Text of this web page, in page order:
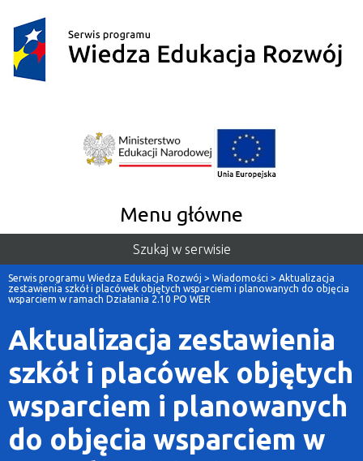
Menu główne
Szukaj w serwisie
Serwis programu Wiedza Edukacja Rozwój > Wiadomości > Aktualizacja
zestawienia szkół i placówek objętych wsparciem i planowanych do objęcia
wsparciem w ramach Działania 2.10 PO WER
Aktualizacja zestawienia
szkół i placówek objętych
wsparciem i planowanych
do objęcia wsparciem w